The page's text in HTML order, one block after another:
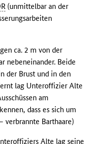
(unmittelbar an der
ca. 2 m von der
nebeneinander. Beide
der Brust und in den
lag Unteroffizier Alte
am
dass es sich um
verbrannte Barthaare)
Alte lag seine